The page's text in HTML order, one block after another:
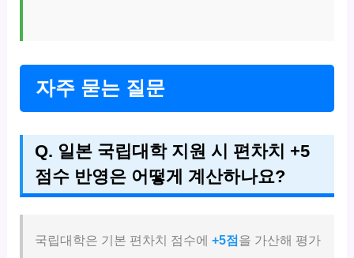
자주 묻는 질문
Q. 일본 국립대학 지원 시 편차치 +5
점수 반영은 어떻게 계산하나요?
국립대학은 기본 편차치 점수에+5점을 가산해 평가